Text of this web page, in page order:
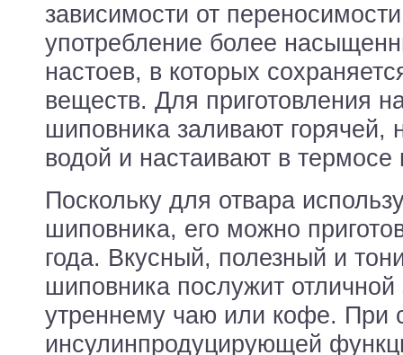
зависимости от
употребление более
настоев, в которых
веществ. Для приготовления
шиповника заливают горячей,
водой и настаивают в
Поскольку для отвара
шиповника, его можно
года. Вкусный, полезный и
шиповника послужит
утреннему чаю или кофе. При
инсулинпродуцирующей